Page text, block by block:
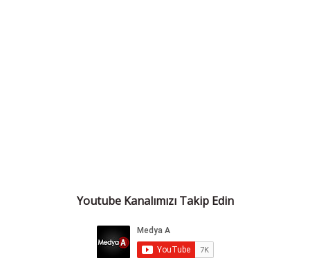
Youtube Kanalımızı Takip Edin